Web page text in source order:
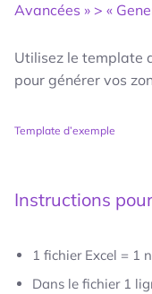
Avancées » > «
Utilisez le template
pour générer vos
Template d’exemple
Instructions
1 fichier Excel = 1
Dans le fichier 1